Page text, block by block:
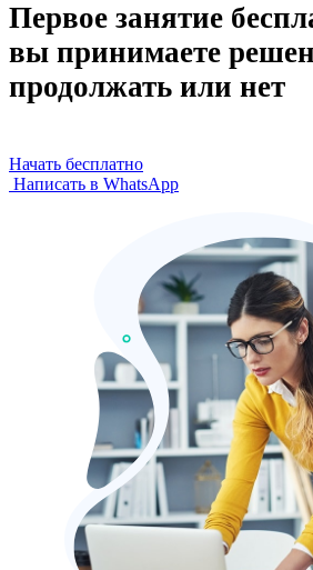
Первое занятие
вы принимаете
продолжать или нет
Начать бесплатно
Написать в WhatsApp